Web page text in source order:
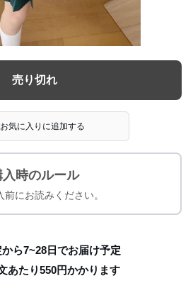
売り切れ
お気に入りに追加する
入時のルール
前にお読みください。
ら7~28日でお届け予定
あたり550円かかります